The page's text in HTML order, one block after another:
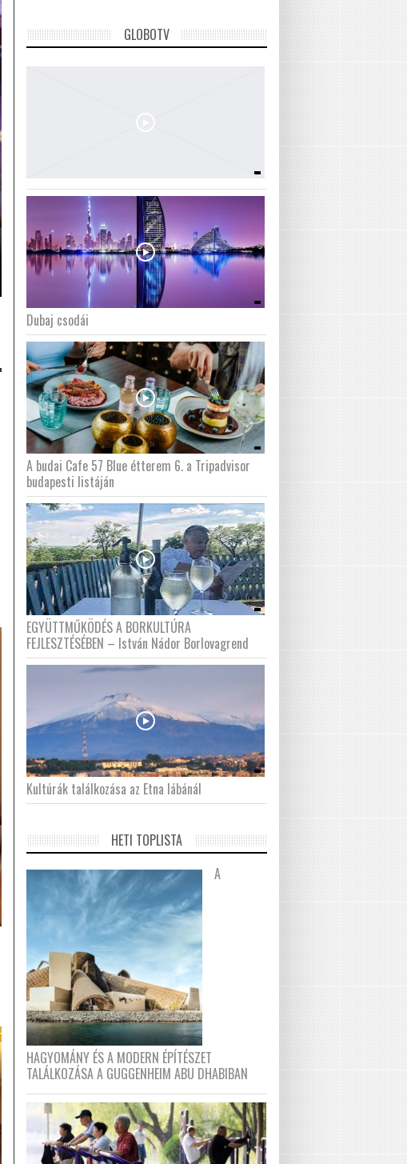
GLOBOTV
Dubaj csodái
A budai Cafe 57 Blue étterem 6. a Tripadvisor
budapesti listáján
EGYÜTTMŰKÖDÉS A BORKULTÚRA
FEJLESZTÉSÉBEN – István Nádor Borlovagrend
Kultúrák találkozása az Etna lábánál
HETI TOPLISTA
A
HAGYOMÁNY ÉS A MODERN ÉPÍTÉSZET
TALÁLKOZÁSA A GUGGENHEIM ABU DHABIBAN